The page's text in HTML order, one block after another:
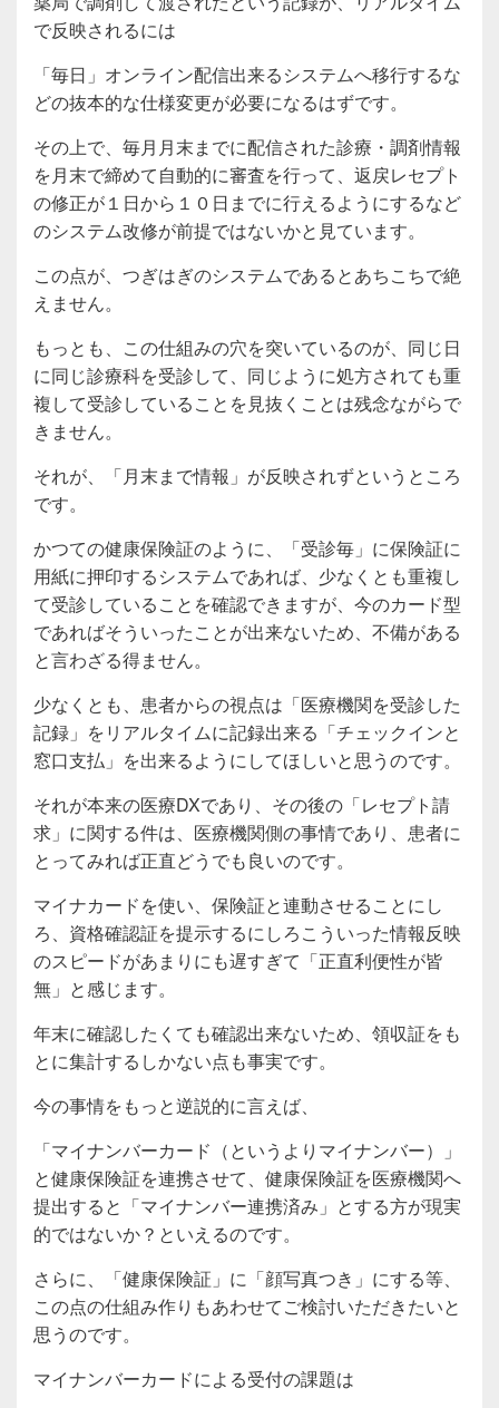
で反映されるには
「毎日」オンライン配信出来るシステムへ移行するな
どの抜本的な仕様変更が必要になるはずです。
その上で、毎月月末までに配信された診療・調剤情報
を月末で締めて自動的に審査を行って、返戻レセプト
の修正が１日から１０日までに行えるようにするなど
のシステム改修が前提ではないかと見ています。
この点が、つぎはぎのシステムであるとあちこちで絶
えません。
もっとも、この仕組みの穴を突いているのが、同じ日
に同じ診療科を受診して、同じように処方されても重
複して受診していることを見抜くことは残念ながらで
きません。
それが、「月末まで情報」が反映されずというところ
です。
かつての健康保険証のように、「受診毎」に保険証に
用紙に押印するシステムであれば、少なくとも重複し
て受診していることを確認できますが、今のカード型
であればそういったことが出来ないため、不備がある
と言わざる得ません。
少なくとも、患者からの視点は「医療機関を受診した
記録」をリアルタイムに記録出来る「チェックインと
窓口支払」を出来るようにしてほしいと思うのです。
それが本来の医療DXであり、その後の「レセプト請
求」に関する件は、医療機関側の事情であり、患者に
とってみれば正直どうでも良いのです。
マイナカードを使い、保険証と連動させることにし
ろ、資格確認証を提示するにしろこういった情報反映
のスピードがあまりにも遅すぎて「正直利便性が皆
無」と感じます。
年末に確認したくても確認出来ないため、領収証をも
とに集計するしかない点も事実です。
今の事情をもっと逆説的に言えば、
「マイナンバーカード（というよりマイナンバー）」
と健康保険証を連携させて、健康保険証を医療機関へ
提出すると「マイナンバー連携済み」とする方が現実
的ではないか？といえるのです。
さらに、「健康保険証」に「顔写真つき」にする等、
この点の仕組み作りもあわせてご検討いただきたいと
思うのです。
マイナンバーカードによる受付の課題は